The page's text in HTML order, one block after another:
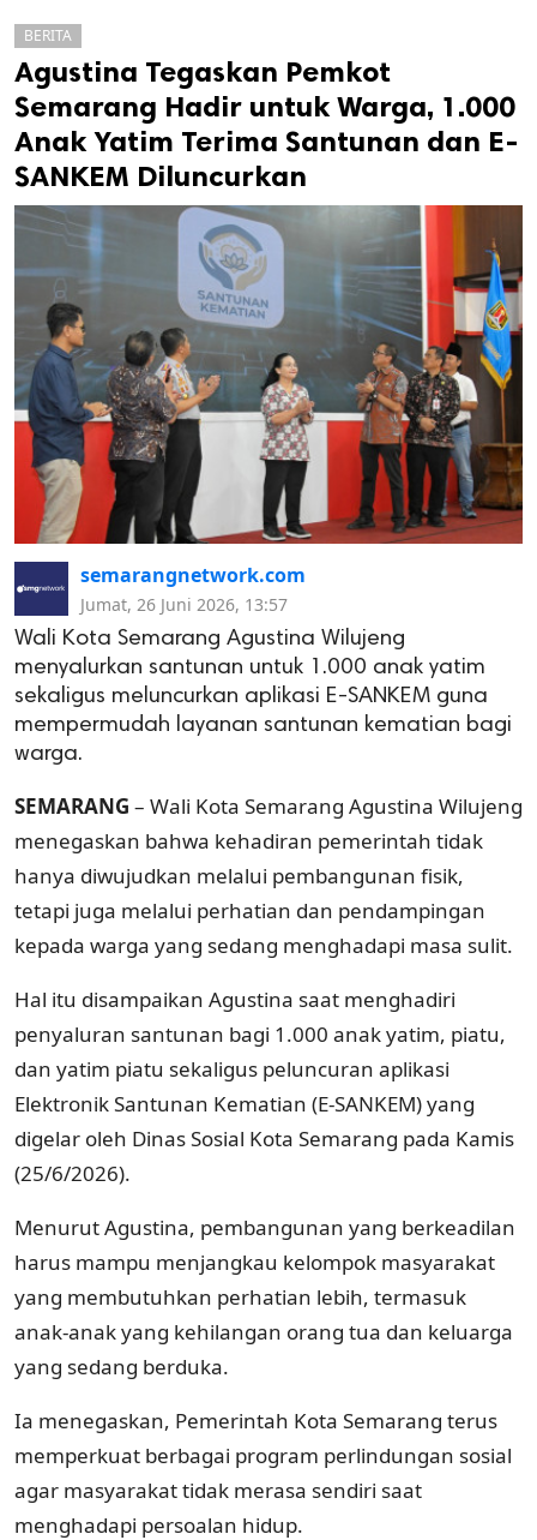
cipta.
BERITA
Agustina Tegaskan Pemkot
Semarang Hadir untuk Warga, 1.000
Anak Yatim Terima Santunan dan E-
SANKEM Diluncurkan
semarangnetwork.com
Jumat, 26 Juni 2026, 13:57
Wali Kota Semarang Agustina Wilujeng
menyalurkan santunan untuk 1.000 anak yatim
sekaligus meluncurkan aplikasi E-SANKEM guna
mempermudah layanan santunan kematian bagi
warga.
SEMARANG – Wali Kota Semarang Agustina Wilujeng
menegaskan bahwa kehadiran pemerintah tidak
hanya diwujudkan melalui pembangunan fisik,
tetapi juga melalui perhatian dan pendampingan
kepada warga yang sedang menghadapi masa sulit.
Hal itu disampaikan Agustina saat menghadiri
penyaluran santunan bagi 1.000 anak yatim, piatu,
dan yatim piatu sekaligus peluncuran aplikasi
Elektronik Santunan Kematian (E-SANKEM) yang
digelar oleh Dinas Sosial Kota Semarang pada Kamis
(25/6/2026).
Menurut Agustina, pembangunan yang berkeadilan
harus mampu menjangkau kelompok masyarakat
yang membutuhkan perhatian lebih, termasuk
anak-anak yang kehilangan orang tua dan keluarga
yang sedang berduka.
Ia menegaskan, Pemerintah Kota Semarang terus
memperkuat berbagai program perlindungan sosial
agar masyarakat tidak merasa sendiri saat
menghadapi persoalan hidup.